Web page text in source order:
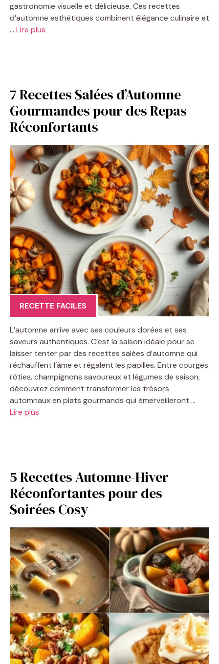
gastronomie visuelle et délicieuse. Ces recettes
d’automne esthétiques combinent élégance culinaire et
… Lire plus
7 Recettes Salées d’Automne
Gourmandes pour des Repas
Réconfortants
RECETTE FACILES
L’automne arrive avec ses couleurs dorées et ses
saveurs authentiques. C’est la saison idéale pour se
laisser tenter par des recettes salées d’automne qui
réchauffent l’âme et régalent les papilles. Entre courges
rôties, champignons savoureux et légumes de saison,
découvrez comment transformer les trésors
automnaux en plats gourmands qui émerveilleront …
Lire plus
5 Recettes Automne-Hiver
Réconfortantes pour des
Soirées Cosy